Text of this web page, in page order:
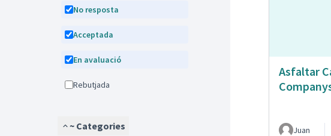
No resposta
Acceptada
En avaluació
Rebutjada
~ Categories
Asfaltar
Juan